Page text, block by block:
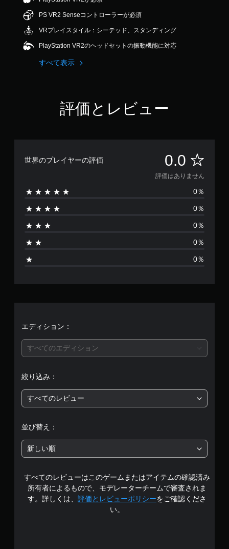
PS VR2 Senseコントローラーが必須
VRプレイスタイル：シーテッド、スタンディング
PlayStation VR2のヘッドセットの振動機能に対応
すべて表示
評価とレビュー
世界のプレイヤーの評価 0.0 評
価
は
あ
ま
評価はありません
0％
0％
0％
0％
0％
エディション：
すべてのエディション
絞り込み：
すべてのレビュー
並び替え：
新しい順
すべてのレビューはこのゲームまたはアイテムの確認済み
所有者によるもので、モデレーターチームで審査されま
す。詳しくは、 評価とレビューポリシーをご確認くださ
い。